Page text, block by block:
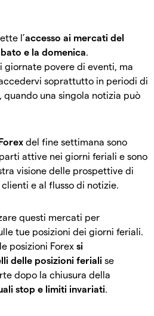
l’accesso ai mercati del
e la domenica.
povere di eventi, ma
soprattutto in periodi di
una singola notizia può
del fine settimana sono
attive nei giorni feriali e sono
visione delle prospettive di
e al flusso di notizie.
questi mercati per
tue posizioni dei giorni feriali.
posizioni Forex si
delle posizioni feriali se
dopo la chiusura della
stop e limiti invariati.